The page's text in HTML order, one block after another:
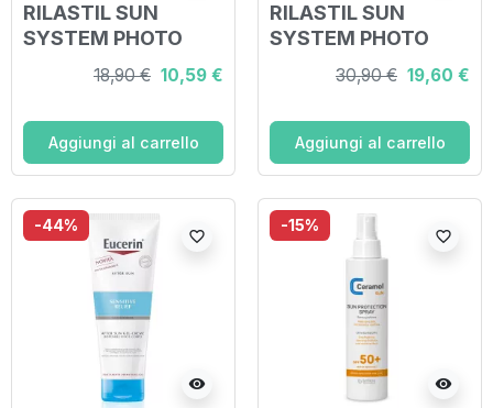
RILASTIL SUN
SYSTEM PHOTO
PROTECTION
TERAPY SPF 50+
TRASPARENTE 8,5
ML
18,90 € 10,59 €
Aggiungi al carrello
RILASTIL SUN
SYSTEM PHOTO
PROTECTION
TERAPY LATTE
30 200 ML
30,90 € 19,60 €
Aggiungi al carrello
-44%
visibility
favorite_border
-15%
visibility
favorite_border